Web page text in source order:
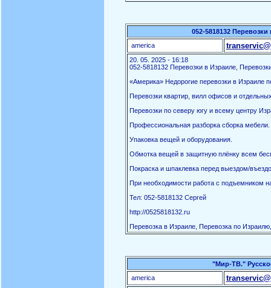
052-5818132
america
20. 05. 2025 - 16:18
052-5818132 Перевозки в Израиле,
«Америка» Недорогие перевозки в Израиле
Перевозки квартир, вилл офисов и
Перевозки по северу югу и всему центру
Профессиональная разборка сборка мебели.
Упаковка вещей и оборудования.
Обмотка вещей в защитную плёнку всем
Покраска и шпаклевка перед выездом/
При необходимости работа с подъемником
Тел: 052-5818132 Сергей
http://0525818132.ru
Перевозка в Израиле, Перевозка по
"Мир-ТВ."
america